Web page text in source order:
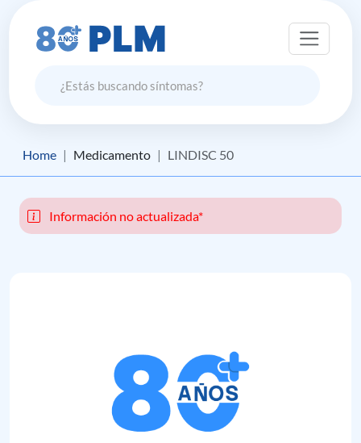
Home Medicamento LINDISC 50
Información no actualizada*